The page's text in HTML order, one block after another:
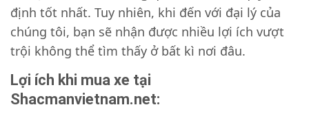
định tốt nhất. Tuy nhiên, khi đến với đại lý của
chúng tôi, bạn sẽ nhận được nhiều lợi ích vượt
trội không thể tìm thấy ở bất kì nơi đâu.
Lợi ích khi mua xe tại
Shacmanvietnam.net: